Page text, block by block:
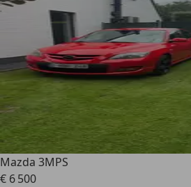
Mazda 3MPS
€ 6 500